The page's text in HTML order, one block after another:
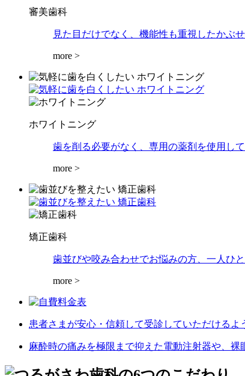
審美歯科
見た目だけでなく、機能性も重視したかぶ
more >
ホワイトニング
歯を削る必要がなく、専用の薬剤を使用し
more >
矯正歯科
歯並びや咬み合わせでお悩みの方、一人ひ
more >
患者さまが安心・信頼して受診していただける
麻酔時の痛みを極限まで抑えた電動注射器や、